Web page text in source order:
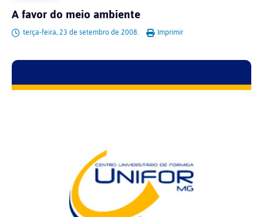
A favor do meio ambiente
terça-feira, 23 de setembro de 2008. Imprimir